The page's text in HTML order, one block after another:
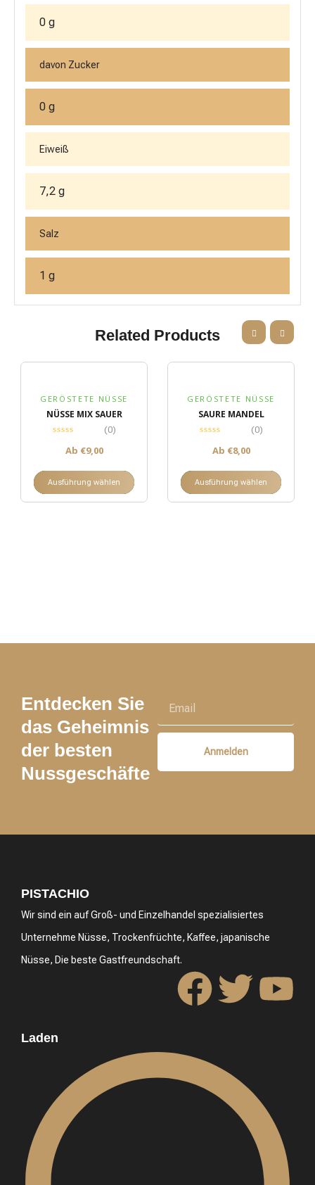
0 g
davon Zucker
0 g
Eiweiß
7,2 g
Salz
1 g
Related Products
GERÖSTETE NÜSSE
NÜSSE MIX SAUER
(0)
Ab €9,00
Ausführung wählen
GERÖSTETE NÜSSE
SAURE MANDEL
(0)
Ab €8,00
Ausführung wählen
Entdecken Sie
das Geheimnis
der besten
Nussgeschäfte
Anmelden
PISTACHIO
Wir sind ein auf Groß- und Einzelhandel spezialisiertes
Unternehme Nüsse, Trockenfrüchte, Kaffee, japanische
Nüsse, Die beste Gastfreundschaft.
Laden